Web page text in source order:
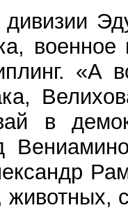
«А
в
животных,